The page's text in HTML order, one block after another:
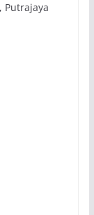
Putrajaya